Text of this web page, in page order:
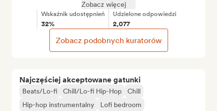
Najczęściej akceptowane gatunki
Beats/Lo-fi Chill/Lo-fi Hip-Hop
Chill
Hip-hop instrumentalny
Lofi bedroom
Zobacz więcej
Wskaźnik udostępnień
32%
Udzielone odpowiedzi
2,077
Zobacz podobnych kuratorów